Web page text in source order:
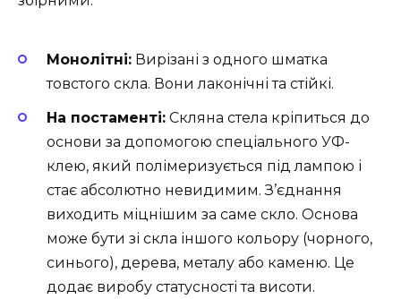
Монолітні: Вирізані з одного шматка
товстого скла. Вони лаконічні та стійкі.
На постаменті: Скляна стела кріпиться до
основи за допомогою спеціального УФ-
клею, який полімеризується під лампою і
стає абсолютно невидимим. З’єднання
виходить міцнішим за саме скло. Основа
може бути зі скла іншого кольору (чорного,
синього), дерева, металу або каменю. Це
додає виробу статусності та висоти.